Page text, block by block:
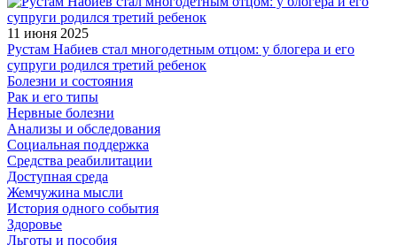
11 июня 2025
Рустам Набиев стал многодетным отцом: у блогера и его
супруги родился третий ребенок
Болезни и состояния
Рак и его типы
Нервные болезни
Анализы и обследования
Социальная поддержка
Средства реабилитации
Доступная среда
Жемчужина мысли
История одного события
Здоровье
Льготы и пособия